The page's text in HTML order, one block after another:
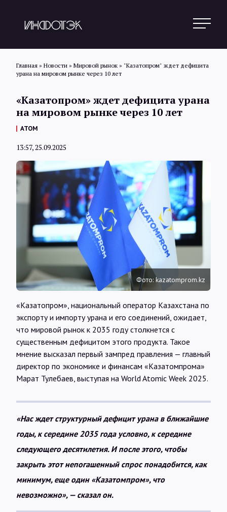
Статьи
Обзоры
Интервью
Карты
О нас
@Infotek_Russia
Главная » Новости » Мировой рынок » "Казатопром" ждет дефицита
урана на мировом рынке через 10 лет
«Казатопром» ждет дефицита урана
на мировом рынке через 10 лет
АТОМ
13:57, 25.09.2025
Фото: kazatomprom.kz
«Казатопром», национальный оператор Казахстана по
экспорту и импорту урана и его соединений, ожидает,
что мировой рынок к 2035 году столкнется с
существенным дефицитом этого продукта. Такое
мнение высказал первый зампред правления — главный
директор по экономике и финансам «Казатомпрома»
Марат Тулебаев, выступая на World Atomic Week 2025.
«Нас ждет структурный дефицит урана в ближайшие
годы, к середине 2035 года условно, к середине
следующего десятилетия. И после этого, чтобы
закрыть этот непогашенный спрос понадобится, как
минимум, еще один «Казатомпром», что
невозможно», — сказал он.